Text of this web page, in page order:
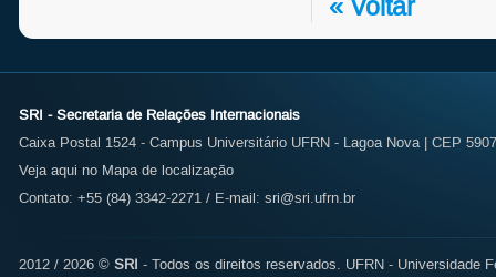
« Voltar
SRI - Secretaria de Relações Internacionais
Caixa Postal 1524 - Campus Universitário UFRN - Lagoa Nova | CEP
Veja aqui no Mapa de localização
Contato: +55 (84) 3342-2271 / E-mail: sri@sri.ufrn.br
2012 / 2026 © SRI - Todos os direitos reservados. UFRN - Universidade